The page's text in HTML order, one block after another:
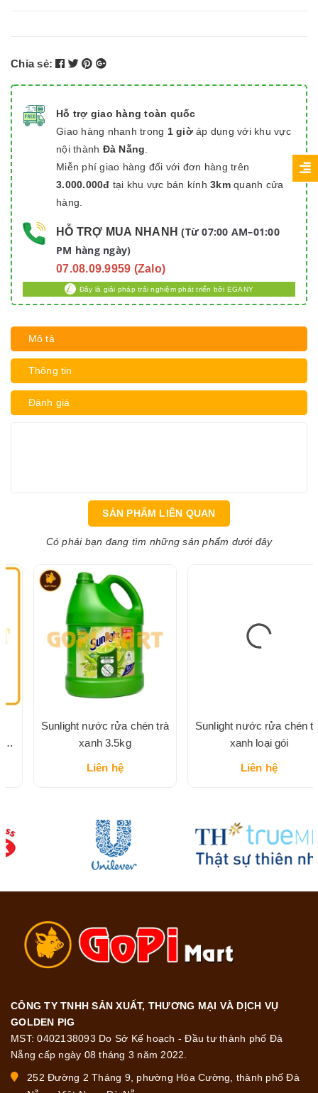
Chia sẻ:
Hỗ trợ giao hàng toàn quốc
Giao hàng nhanh trong 1 giờáp dụng với khu vực
nội thành Đà Nẵng
Miễn phí giao hàng đối với đơn hàng trên
3.000.000đ tại khu vực bán kính 3kmquanh cửa
hàng.
HỖ TRỢ MUA NHANH (Từ 07:00 AM–01:00
PM hàng ngày)
07.08.09.9959 (Zalo)
Đây là giải pháp trải nghiệm phát triển bởi EGANY
Mô tả
Thông tin
Đánh giá
SẢN PHẨM LIÊN QUAN
Có phải bạn đang tìm những sản phẩm dưới đây
Sunlight nước rửa chén trà
xanh 3.5kg
Liên hệ
Sunlight nước rửa chén trà
xanh loại gói
Liên hệ
CÔNG TY TNHH SẢN XUẤT, THƯƠNG MẠI VÀ DỊCH VỤ
GOLDEN PIG
MST: 0402138093 Do Sở Kế hoạch - Đầu tư thành phố Đà
Nẵng cấp ngày 08 tháng 3 năm 2022.
252 Đường 2 Tháng 9, phường Hòa Cường, thành phố Đà